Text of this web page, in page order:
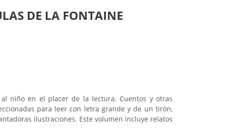
DE LA FONTAINE
niño en el placer de la lectura. Cuentos y otras
para leer con letra grande y de un tirón,
ilustraciones. Este volumen incluye relatos